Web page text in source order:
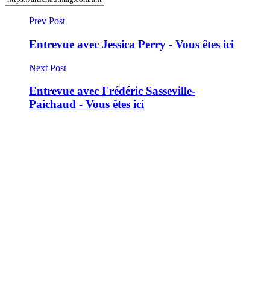
Prev Post
Entrevue avec Jessica Perry - Vous êtes ici
Next Post
Entrevue avec Frédéric Sasseville-
Paichaud - Vous êtes ici